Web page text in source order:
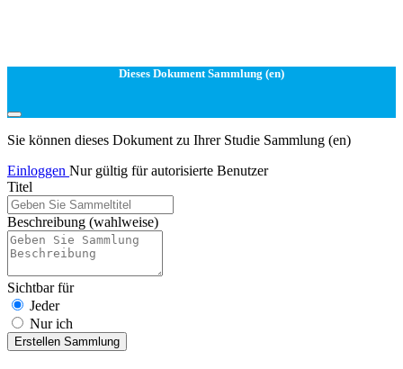
Dieses Dokument Sammlung (en)
Sie können dieses Dokument zu Ihrer Studie Sammlung (en)
Einloggen Nur gültig für autorisierte Benutzer
Titel
Beschreibung (wahlweise)
Sichtbar für
Jeder
Nur ich
Erstellen Sammlung